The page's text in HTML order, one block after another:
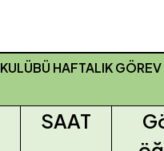
HAFTALIK
SAAT